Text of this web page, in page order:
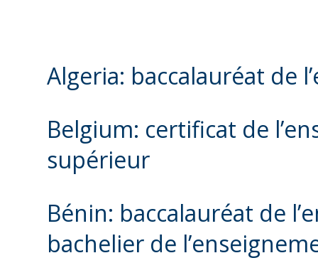
Algeria: baccalauréat de
Belgium: certificat de
supérieur
Bénin: baccalauréat de
bachelier de